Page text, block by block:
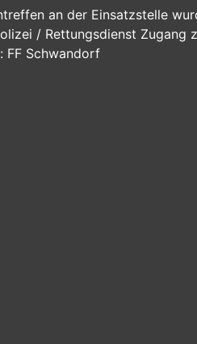
an der Einsatzstelle
/ Rettungsdienst Zugang
FF Schwandorf